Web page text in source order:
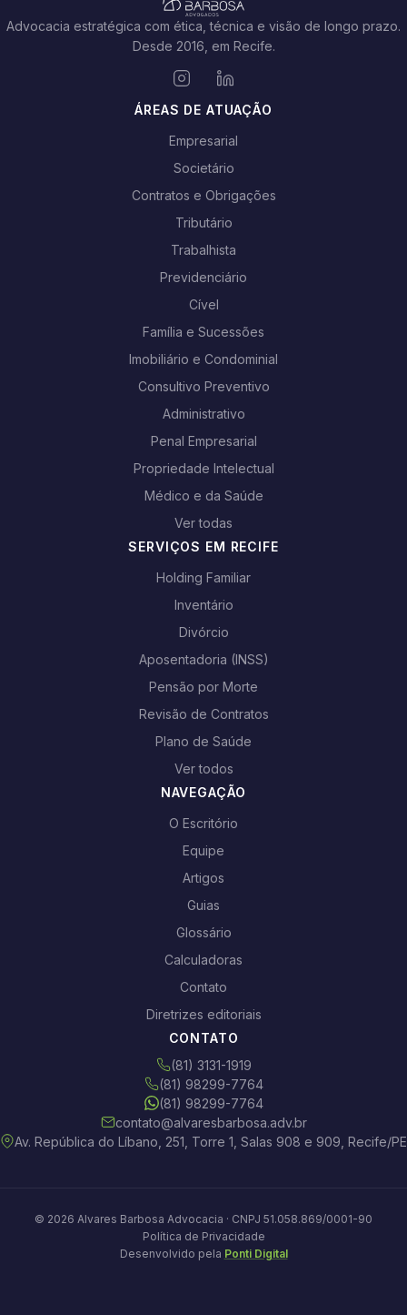
Advocacia estratégica com ética, técnica e visão de longo prazo.
Desde 2016, em Recife.
ÁREAS DE ATUAÇÃO
Empresarial
Societário
Contratos e Obrigações
Tributário
Trabalhista
Previdenciário
Cível
Família e Sucessões
Imobiliário e Condominial
Consultivo Preventivo
Administrativo
Penal Empresarial
Propriedade Intelectual
Médico e da Saúde
Ver todas
SERVIÇOS EM RECIFE
Holding Familiar
Inventário
Divórcio
Aposentadoria (INSS)
Pensão por Morte
Revisão de Contratos
Plano de Saúde
Ver todos
NAVEGAÇÃO
O Escritório
Equipe
Artigos
Guias
Glossário
Calculadoras
Contato
Diretrizes editoriais
CONTATO
(81) 3131-1919
(81) 98299-7764
(81) 98299-7764
contato@alvaresbarbosa.adv.br
Av. República do Líbano, 251, Torre 1, Salas 908 e 909, Recife/PE
© 2026 Alvares Barbosa Advocacia · CNPJ 51.058.869/0001-90
Política de Privacidade
Desenvolvido pela Ponti Digital